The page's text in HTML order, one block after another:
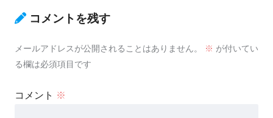
コメントを残す
メールアドレスが公開されることはありません。 ※ が付いてい
る欄は必須項目です
コメント ※